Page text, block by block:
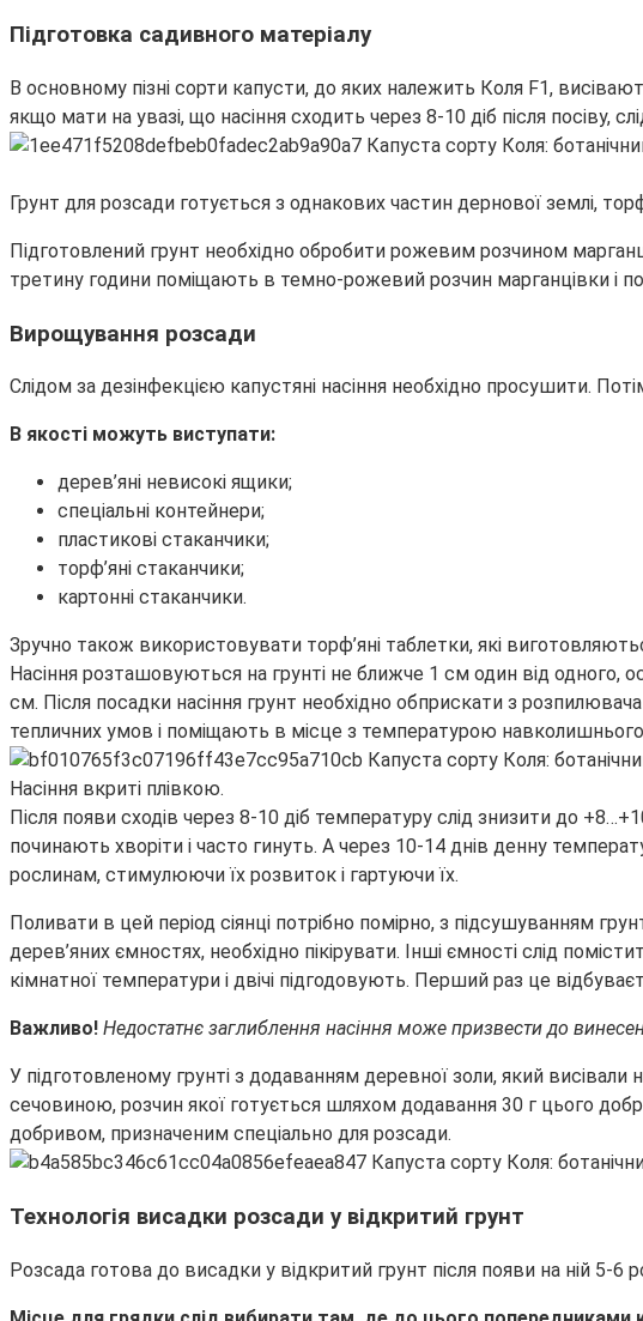
Підготовка садивного матеріалу
В основному пізні сорти капусти, до яких належить Коля F1,
якщо мати на увазі, що насіння сходить через 8-10 діб після посіву,
Грунт для розсади готується з однакових частин дернової землі,
Підготовлений грунт необхідно обробити рожевим розчином
третину години поміщають в темно-рожевий розчин марганцівки і
Вирощування розсади
Слідом за дезінфекцією капустяні насіння необхідно просушити.
В якості можуть виступати:
дерев’яні невисокі ящики;
спеціальні контейнери;
пластикові стаканчики;
торф’яні стаканчики;
картонні стаканчики.
Зручно також використовувати торф’яні таблетки, які
Насіння розташовуються на грунті не ближче 1 см один від
см. Після посадки насіння грунт необхідно обприскати з
тепличних умов і поміщають в місце з температурою навколишнього
Насіння вкриті плівкою.
Після появи сходів через 8-10 діб температуру слід знизити до
починають хворіти і часто гинуть. А через 10-14 днів денну
рослинам, стимулюючи їх розвиток і гартуючи їх.
Поливати в цей період сіянці потрібно помірно, з підсушуванням
дерев’яних ємностях, необхідно пікірувати. Інші ємності слід
кімнатної температури і двічі підгодовують. Перший раз це
Важливо! Недостатнє заглиблення насіння може призвести до
У підготовленому грунті з додаванням деревної золи, який
сечовиною, розчин якої готується шляхом додавання 30 г цього
добривом, призначеним спеціально для розсади.
Технологія висадки розсади у відкритий грунт
Розсада готова до висадки у відкритий грунт після появи на ній 5-6